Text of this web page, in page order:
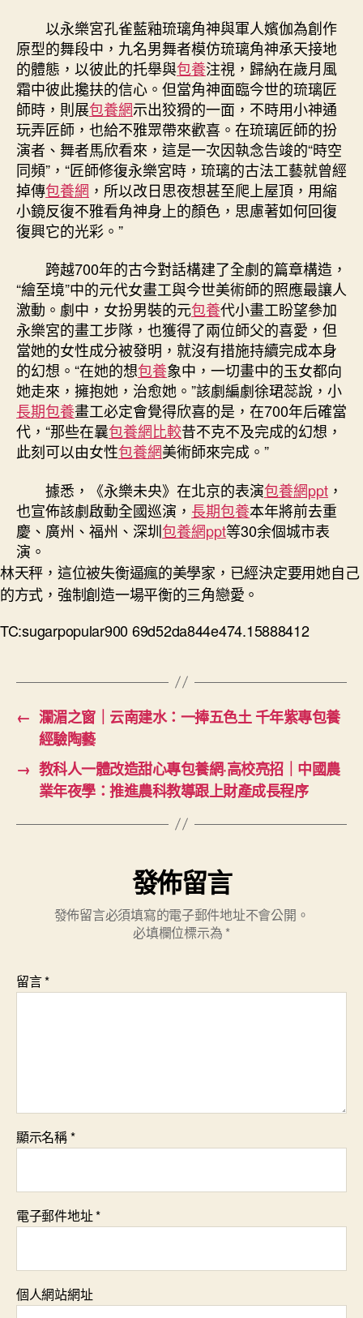
以永樂宮孔雀藍釉琉璃角神與軍人嬪伽為創作
原型的舞段中，九名男舞者模仿琉璃角神承天接地
的體態，以彼此的托舉與包養注視，歸納在歲月風
霜中彼此攙扶的信心。但當角神面臨今世的琉璃匠
師時，則展包養網示出狡猾的一面，不時用小神通
玩弄匠師，也給不雅眾帶來歡喜。在琉璃匠師的扮
演者、舞者馬欣看來，這是一次因執念告竣的“時空
同頻”，“匠師修復永樂宮時，琉璃的古法工藝就曾經
掉傳包養網 ，所以改日思夜想甚至爬上屋頂，用縮
小鏡反復不雅看角神身上的顏色，思慮著如何回復
復興它的光彩。”
跨越700年的古今對話構建了全劇的篇章構造，
“繪至境”中的元代女畫工與今世美術師的照應最讓人
激動。劇中，女扮男裝的元包養代小畫工盼望參加
永樂宮的畫工步隊，也獲得了兩位師父的喜愛，但
當她的女性成分被發明，就沒有措施持續完成本身
的幻想。“在她的想包養象中，一切畫中的玉女都向
她走來，擁抱她，治愈她。”該劇編劇徐珺蕊說，小
長期包養畫工必定會覺得欣喜的是，在700年后確當
代，“那些在曩包養網比較昔不克不及完成的幻想，
此刻可以由女性包養網美術師來完成。”
據悉，《永樂未央》在北京的表演包養網ppt ，
也宣佈該劇啟動全國巡演， 長期包養本年將前去重
慶、廣州、福州、深圳包養網ppt等30余個城市表
演。
林天秤，這位被失衡逼瘋的美學家，已經決定要用她自己
的方式，強制創造一場平衡的三角戀愛。
TC:sugarpopular900 69d52da844e474.15888412
← 瀾湄之窗｜云南建水：一捧五色土 千年紫專包養
經驗陶藝
→ 教科人一體改造甜心專包養網·高校亮招｜中國農
業年夜學：推進農科教導跟上財產成長程序
發佈留言
發佈留言必須填寫的電子郵件地址不會公開。
必填欄位標示為 *
留言*
顯示名稱*
電子郵件地址*
個人網站網址